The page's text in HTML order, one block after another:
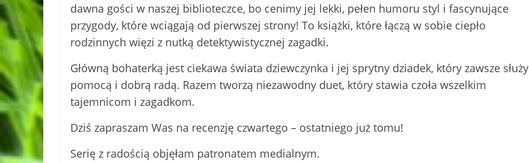
dawna gości w naszej biblioteczce, bo cenimy jej lekki, pełen humoru styl i fascynujące
przygody, które wciągają od pierwszej strony! To książki, które łączą w sobie ciepło
rodzinnych więzi z nutką detektywistycznej zagadki.
Główną bohaterką jest ciekawa świata dziewczynka i jej sprytny dziadek, który zawsze służy
pomocą i dobrą radą. Razem tworzą niezawodny duet, który stawia czoła wszelkim
tajemnicom i zagadkom.
Dziś zapraszam Was na recenzję czwartego – ostatniego już tomu!
Serię z radością objęłam patronatem medialnym.